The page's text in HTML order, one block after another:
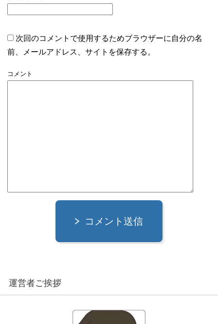
次回のコメントで使用するためブラウザーに自分の名
前、メールアドレス、サイトを保存する。
コメント
コメント送信
運営者ご挨拶